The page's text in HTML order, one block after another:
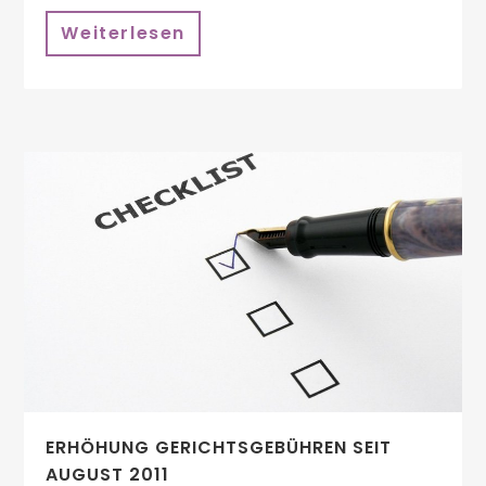
Weiterlesen
ERHÖHUNG GERICHTSGEBÜHREN SEIT
AUGUST 2011